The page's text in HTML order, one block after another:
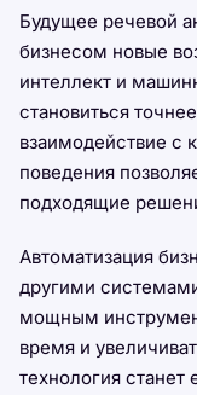
Будущее речевой
бизнесом новые
интеллект и
становиться
взаимодействие с
поведения
подходящие
Автоматизация
другими
мощным
время и
технология